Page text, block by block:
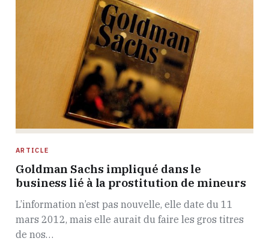
ARTICLE
Goldman Sachs impliqué dans le
business lié à la prostitution de mineurs
L’information n’est pas nouvelle, elle date du 11
mars 2012, mais elle aurait du faire les gros titres
de nos…